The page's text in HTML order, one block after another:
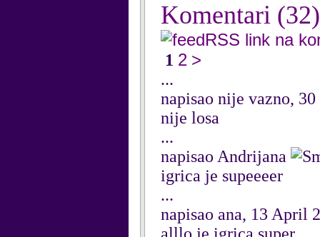
Komentari (32)
RSS link na
1 2 >
...
napisao nije vazno,
nije losa
...
napisao Andrijana
igrica je supeeeer
...
napisao ana, 13 April